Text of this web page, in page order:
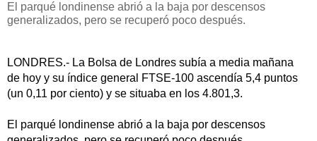
El parqué londinense abrió a la baja por descensos
generalizados, pero se recuperó poco después.
LONDRES.- La Bolsa de Londres subía a media mañana
de hoy y su índice general FTSE-100 ascendía 5,4 puntos
(un 0,11 por ciento) y se situaba en los 4.801,3.
El parqué londinense abrió a la baja por descensos